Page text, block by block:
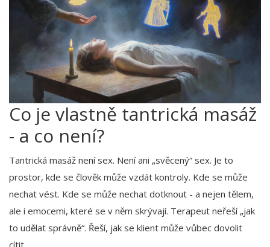
Co je vlastně tantrická masáž
- a co není?
Tantrická masáž není sex. Není ani „svěcený“ sex. Je to
prostor, kde se člověk může vzdát kontroly. Kde se může
nechat vést. Kde se může nechat dotknout - a nejen tělem,
ale i emocemi, které se v něm skrývají. Terapeut neřeší „jak
to udělat správně“. Řeší, jak se klient může vůbec dovolit